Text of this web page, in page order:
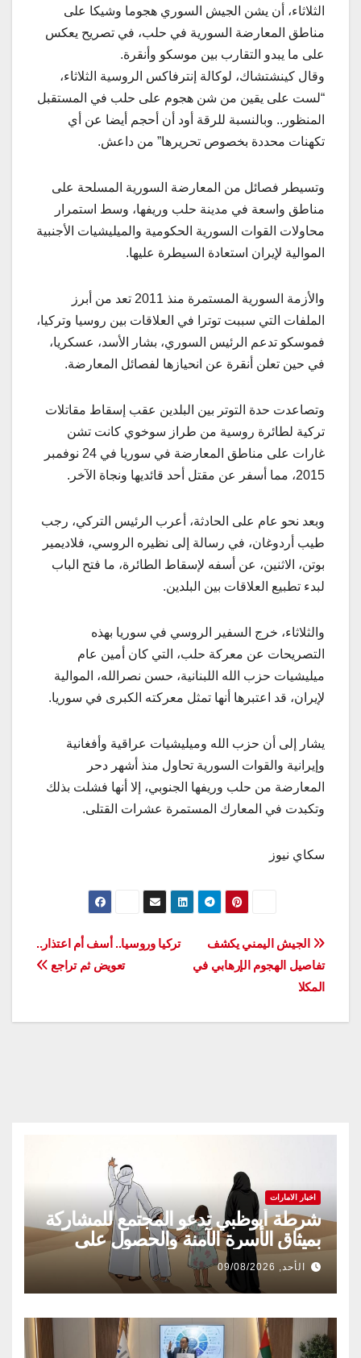
الثلاثاء، أن يشن الجيش السوري هجوما وشيكا على
مناطق المعارضة السورية في حلب، في تصريح يعكس
على ما يبدو التقارب بين موسكو وأنقرة.
وقال كينشتشاك، لوكالة إنترفاكس الروسية الثلاثاء،
“لست على يقين من شن هجوم على حلب في المستقبل
المنظور.. وبالنسبة للرقة أود أن أحجم أيضا عن أي
تكهنات محددة بخصوص تحريرها” من داعش.
وتسيطر فصائل من المعارضة السورية المسلحة على
مناطق واسعة في مدينة حلب وريفها، وسط استمرار
محاولات القوات السورية الحكومية والميليشيات الأجنبية
الموالية لإيران استعادة السيطرة عليها.
والأزمة السورية المستمرة منذ 2011 تعد من أبرز
الملفات التي سببت توترا في العلاقات بين روسيا وتركيا،
فموسكو تدعم الرئيس السوري، بشار الأسد، عسكريا،
في حين تعلن أنقرة عن انحيازها لفصائل المعارضة.
وتصاعدت حدة التوتر بين البلدين عقب إسقاط مقاتلات
تركية لطائرة روسية من طراز سوخوي كانت تشن
غارات على مناطق المعارضة في سوريا في 24 نوفمبر
2015، مما أسفر عن مقتل أحد قائديها ونجاة الآخر.
وبعد نحو عام على الحادثة، أعرب الرئيس التركي، رجب
طيب أردوغان، في رسالة إلى نظيره الروسي، فلاديمير
بوتن، الاثنين، عن أسفه لإسقاط الطائرة، ما فتح الباب
لبدء تطبيع العلاقات بين البلدين.
والثلاثاء، خرج السفير الروسي في سوريا بهذه
التصريحات عن معركة حلب، التي كان أمين عام
ميليشيات حزب الله اللبنانية، حسن نصرالله، الموالية
لإيران، قد اعتبرها أنها تمثل معركته الكبرى في سوريا.
يشار إلى أن حزب الله وميليشيات عراقية وأفغانية
وإيرانية والقوات السورية تحاول منذ أشهر دحر
المعارضة من حلب وريفها الجنوبي، إلا أنها فشلت بذلك
وتكبدت في المعارك المستمرة عشرات القتلى.
سكاي نيوز
تصفّح
المقالات
تركيا وروسيا.. أسف أم اعتذار..
تعويض ثم تراجع
الجيش اليمني يكشف
تفاصيل الهجوم الإرهابي في
المكلا
اخبار الامارات
شرطة أبوظبي تدعو المجتمع للمشاركة
بميثاق الأسرة الآمنة والحصول على
شهادة «سفير»
الأحد, 09/08/2026